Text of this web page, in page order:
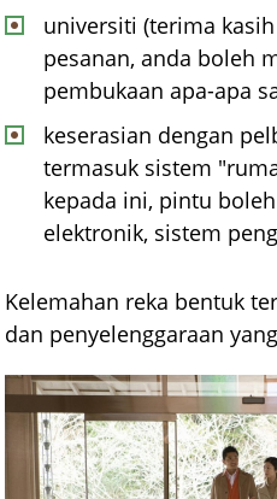
universiti (terima
pesanan, anda boleh
pembukaan apa-apa
keserasian dengan
termasuk sistem
kepada ini, pintu
elektronik, sistem
Kelemahan reka bentuk
dan penyelenggaraan